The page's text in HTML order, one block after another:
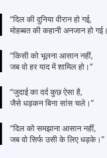
“दिल की दुनिया वीरान हो गई,
मोहब्बत की कहानी अनजान हो
“किसी को भूलना आसान नहीं,
जब वो हर याद में शामिल हो।”
“जुदाई का दर्द कुछ ऐसा है,
जैसे धड़कन बिना सांस चले।”
“दिल को समझाना आसान नहीं,
जब वो सिर्फ उसी के लिए धड़के।”